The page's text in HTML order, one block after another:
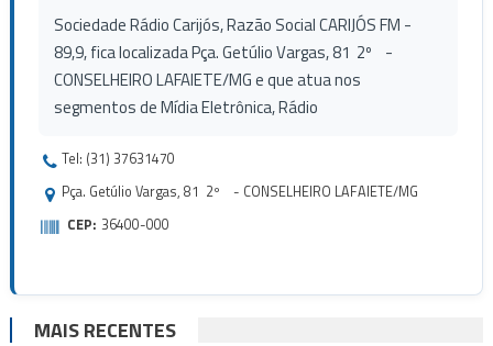
Sociedade Rádio Carijós, Razão Social CARIJÓS FM -
89,9, fica localizada Pça. Getúlio Vargas, 81 2º -
CONSELHEIRO LAFAIETE/MG e que atua nos
segmentos de Mídia Eletrônica, Rádio
Tel: (31) 37631470
Pça. Getúlio Vargas, 81 2º - CONSELHEIRO LAFAIETE/MG
CEP: 36400-000
MAIS RECENTES